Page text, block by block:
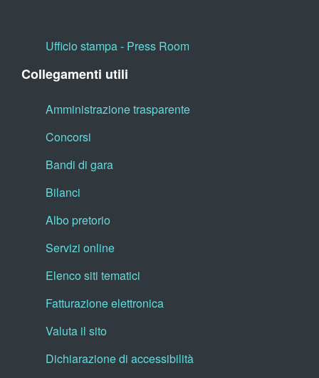
Ufficio stampa - Press Room
Collegamenti utili
Amministrazione trasparente
Concorsi
Bandi di gara
Bilanci
Albo pretorio
Servizi online
Elenco siti tematici
Fatturazione elettronica
Valuta il sito
Dichiarazione di accessibilità